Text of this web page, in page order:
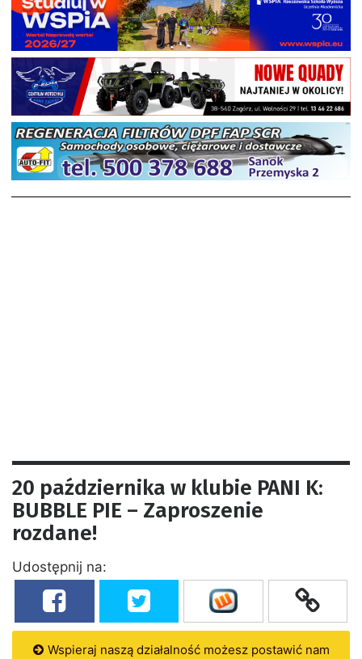
20 października w klubie PANI K:
BUBBLE PIE – Zaproszenie
rozdane!
Udostępnij na:
Wspieraj naszą działalność możesz postawić nam